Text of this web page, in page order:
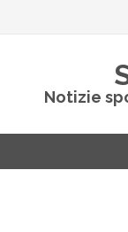
Notizie